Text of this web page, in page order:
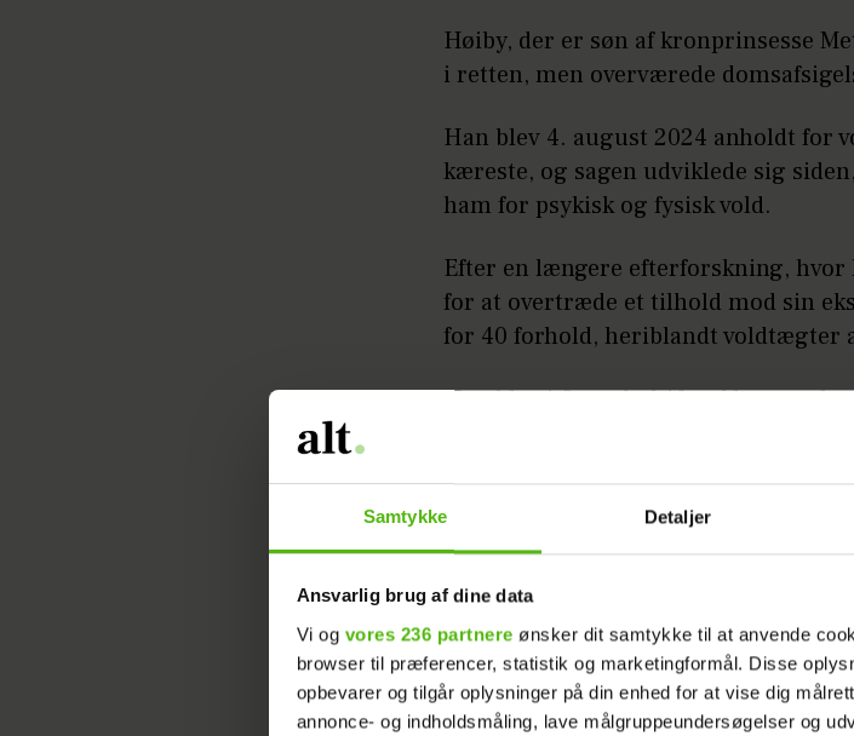
Samtykke Detaljer
Ansvarlig brug af dine data
Vi og vores 236 partnere ønsker dit samtykke til at anvende
browser til præferencer, statistik og marketingformål. Disse
opbevarer og tilgår oplysninger på din enhed for at vise dig
annonce- og indholdsmåling, lave målgruppeundersøgelser og
Høiby, der er søn af kronprinsesse
i retten, men overværede
Han blev 4. august 2024 anholdt for
kæreste, og sagen udviklede sig
ham for psykisk og fysisk vold.
Efter en længere efterforskning, hvor
for at overtræde et tilhold mod sin
for 40 forhold, heriblandt voldtægter
Han blev i fire ud af 40
Dommen lyder på fire års fængsel.
Nu er det afgjort:
lov at afsone med